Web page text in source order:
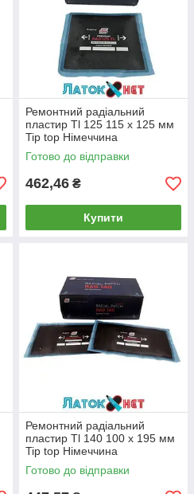
Ремонтний радіальний
пластир Tl 125 115 х 125 мм
Tip top Німеччина
Готово до відправки
462,46 ₴
Купити
Ремонтний радіальний
пластир Tl 140 100 х 195 мм
Tip top Німеччина
Готово до відправки